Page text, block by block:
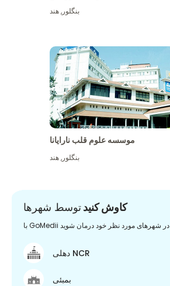
بنگلور,هند
موسسه علوم قلب نارایانا
بنگلور,هند
کاوش کنیدتوسط شهرها
با GoMedii در شهرهای مورد نظر خود درمان شوید
دهلی NCR
بمبئی